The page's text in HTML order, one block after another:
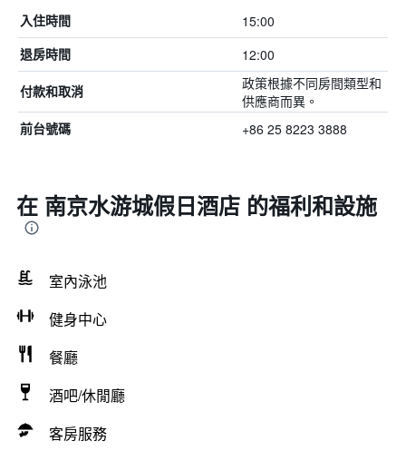
入住時間 15:00
退房時間 12:00
付款和取消
政策根據不同房間類型和
供應商而異。
前台號碼 +86 25 8223 3888
在 南京水游城假日酒店 的福利和設施
室內泳池
健身中心
餐廳
酒吧/休閒廳
客房服務